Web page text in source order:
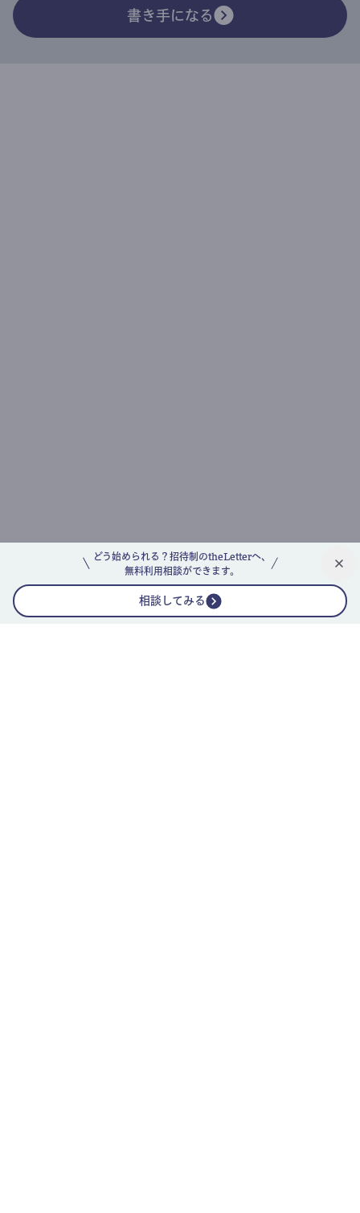
どう始められる？招待制のtheLetterへ、
無料利用相談ができます。
相談してみる
書き手になる